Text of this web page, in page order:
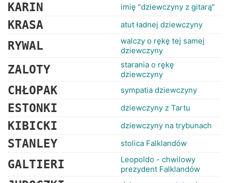
KARIN imię "dziewczyny z gitarą"
KRASA atut ładnej dziewczyny
RYWAL
walczy o rękę tej samej
dziewczyny
ZALOTY
starania o rękę
dziewczyny
CHŁOPAK sympatia dziewczyny
ESTONKI dziewczyny z Tartu
KIBICKI dziewczyny na trybunach
STANLEY stolica Falklandów
GALTIERI
Leopoldo - chwilowy
prezydent Falklandów